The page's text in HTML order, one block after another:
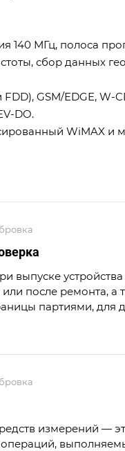
140 МГц, полоса
сбор данных
GSM/EDGE, W-
DO.
WiMAX и
выпуске устройства
после ремонта, а
партиями, для
измерений —
операций,